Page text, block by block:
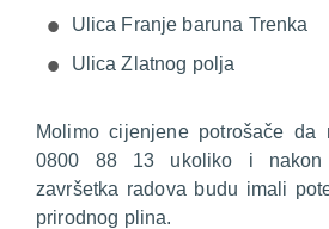
Ulica Franje baruna Trenka
Ulica Zlatnog polja
Molimo cijenjene potrošače da
0800 88 13 ukoliko i nakon
završetka radova budu imali
prirodnog plina.